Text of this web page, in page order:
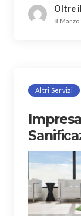
Oltre
8 Marzo
Altri Servizi